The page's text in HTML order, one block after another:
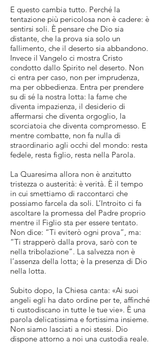
E questo cambia tutto. Perché la
tentazione più pericolosa non è cadere: è
sentirsi soli. È pensare che Dio sia
distante, che la prova sia solo un
fallimento, che il deserto sia abbandono.
Invece il Vangelo ci mostra Cristo
condotto dallo Spirito nel deserto. Non
ci entra per caso, non per imprudenza,
ma per obbedienza. Entra per prendere
su di sé la nostra lotta: la fame che
diventa impazienza, il desiderio di
affermarsi che diventa orgoglio, la
scorciatoia che diventa compromesso. E
mentre combatte, non fa nulla di
straordinario agli occhi del mondo: resta
fedele, resta figlio, resta nella Parola.
La Quaresima allora non è anzitutto
tristezza o austerità: è verità. È il tempo
in cui smettiamo di raccontarci che
possiamo farcela da soli. L’Introito ci fa
ascoltare la promessa del Padre proprio
mentre il Figlio sta per essere tentato.
Non dice: “Ti eviterò ogni prova”, ma:
“Ti strapperò dalla prova, sarò con te
nella tribolazione”. La salvezza non è
l’assenza della lotta; è la presenza di Dio
nella lotta.
Subito dopo, la Chiesa canta: «Ai suoi
angeli egli ha dato ordine per te, affinché
ti custodiscano in tutte le tue vie». È una
parola delicatissima e fortissima insieme.
Non siamo lasciati a noi stessi. Dio
dispone attorno a noi una custodia reale.